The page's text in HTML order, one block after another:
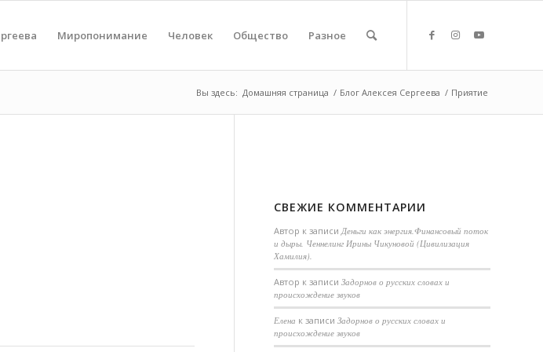
Миропонимание Человек Общество Разное
Вы здесь: Домашняя страница / Блог Алексея Сергеева / Приятие
СВЕЖИЕ КОММЕНТАРИИ
Автор к записиДеньги как энергия.Финансовый поток
и дыры. Ченнелинг Ирины Чикуновой (Цивилизация
Хамилия).
Aвтор к записиЗадорнов о русских словах и
происхождение звуков
Елена к записиЗадорнов о русских словах и
происхождение звуков